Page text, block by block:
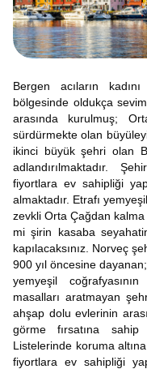
Bergen acıların
bölgesinde oldukça
arasında kurulmuş;
sürdürmekte olan
ikinci büyük şehri olan
adlandırılmaktadır.
fiyortlara ev sahipliği
almaktadır. Etrafı
zevkli Orta Çağdan kalma
mi şirin kasaba
kapılacaksınız. Norveç
900 yıl öncesine
yemyeşil
masalları aratmayan
ahşap dolu evlerinin
görme fırsatına sahip
Listelerinde koruma
fiyortlara ev sahipliği